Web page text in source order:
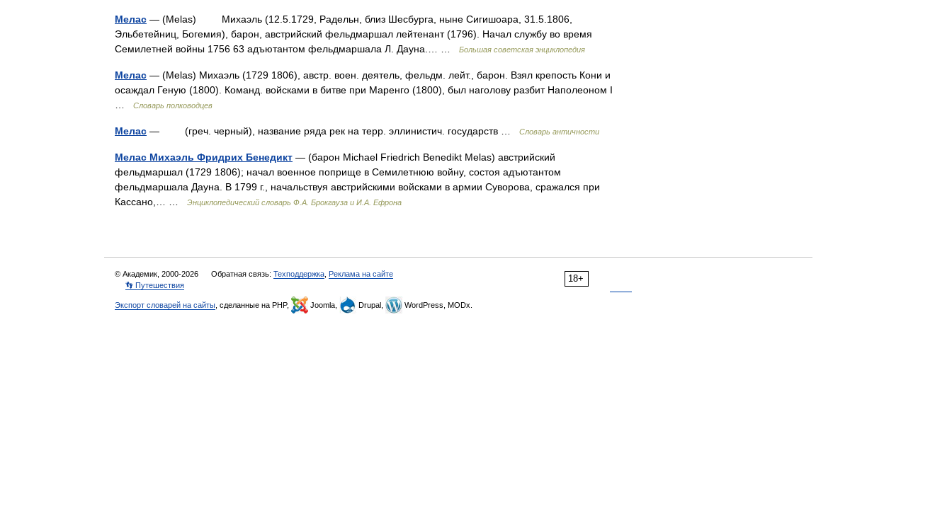
Мелас — (Melas) Михаэль (12.5.1729, Радельн, близ Шесбурга, ныне Сигишоара, 31.5.1806,
Эльбетейниц, Богемия), барон, австрийский фельдмаршал лейтенант (1796). Начал службу во время
Семилетней войны 1756 63 адъютантом фельдмаршала Л. Дауна.… …
Большая советская энциклопедия
Мелас — (Melas) Михаэль (1729 1806), австр. воен. деятель, фельдм. лейт., барон. Взял крепость Кони и
осаждал Геную (1800). Команд. войсками в битве при Маренго (1800), был наголову разбит Наполеоном I
Словарь полководцев
Мелас — (греч. черный), название ряда рек на терр. эллинистич. государств … Словарь античности
Мелас Михаэль Фридрих Бенедикт — (барон Michael Friedrich Benedikt Melas) австрийский
фельдмаршал (1729 1806); начал военное поприще в Семилетнюю войну, состоя адъютантом
фельдмаршала Дауна. В 1799 г., начальствуя австрийскими войсками в армии Суворова, сражался при
Кассано,… …
Энциклопедический словарь Ф.А. Брокгауза и И.А. Ефрона
18+
© Академик, 2000-2026 Обратная связь: Техподдержка Реклама на сайте
👣 Путешествия
Экспорт словарей на сайты , сделанные на PHP, Joomla, Drupal, WordPress, MODx.